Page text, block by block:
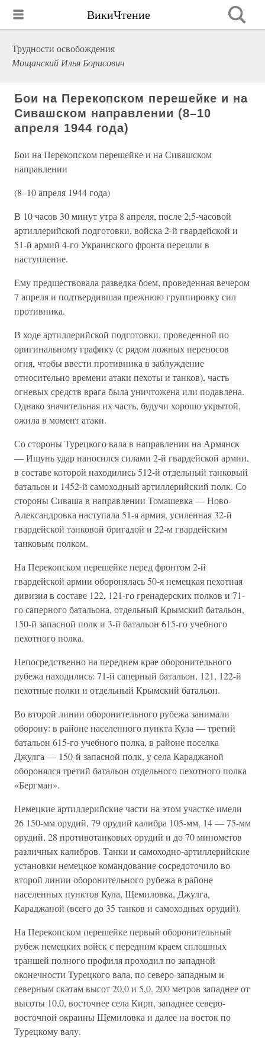
ВикиЧтение
Трудности освобождения
Мощанский Илья Борисович
Бои на Перекопском перешейке и на
Сивашском направлении (8–10
апреля 1944 года)
Бои на Перекопском перешейке и на Сивашском
направлении
(8–10 апреля 1944 года)
В 10 часов 30 минут утра 8 апреля, после 2,5-часовой
артиллерийской подготовки, войска 2-й гвардейской и
51-й армий 4-го Украинского фронта перешли в
наступление.
Ему предшествовала разведка боем, проведенная вечером
7 апреля и подтвердившая прежнюю группировку сил
противника.
В ходе артиллерийской подготовки, проведенной по
оригинальному графику (с рядом ложных переносов
огня, чтобы ввести противника в заблуждение
относительно времени атаки пехоты и танков), часть
огневых средств врага была уничтожена или подавлена.
Однако значительная их часть, будучи хорошо укрытой,
ожила в момент атаки.
Со стороны Турецкого вала в направлении на Армянск
— Ишунь удар наносился силами 2-й гвардейской армии,
в составе которой находились 512-й отдельный танковый
батальон и 1452-й самоходный артиллерийский полк. Со
стороны Сиваша в направлении Томашевка — Ново-
Александровка наступала 51-я армия, усиленная 32-й
гвардейской танковой бригадой и 22-м гвардейским
танковым полком.
На Перекопском перешейке перед фронтом 2-й
гвардейской армии оборонялась 50-я немецкая пехотная
дивизия в составе 122, 121-го гренадерских полков и 71-
го саперного батальона, отдельный Крымский батальон,
150-й запасной полк и 3-й батальон 615-го учебного
пехотного полка.
Непосредственно на переднем крае оборонительного
рубежа находились: 71-й саперный батальон, 121, 122-й
пехотные полки и отдельный Крымский батальон.
Во второй линии оборонительного рубежа занимали
оборону: в районе населенного пункта Кула — третий
батальон 615-го учебного полка, в районе поселка
Джулга — 150-й запасной полк, у села Караджаной
оборонялся третий батальон отдельного пехотного полка
«Бергман».
Немецкие артиллерийские части на этом участке имели
26 150-мм орудий, 79 орудий калибра 105-мм, 14 — 75-мм
орудий, 28 противотанковых орудий и до 70 минометов
различных калибров. Танки и самоходно-артиллерийские
установки немецкое командование сосредоточило во
второй линии оборонительного рубежа в районе
населенных пунктов Кула, Щемиловка, Джулга,
Караджаной (всего до 35 танков и самоходных орудий).
На Перекопском перешейке первый оборонительный
рубеж немецких войск с передним краем сплошных
траншей полного профиля проходил по западной
оконечности Турецкого вала, по северо-западным и
северным скатам высот 20,0 и 5,0, 200 метров западнее от
высоты 10,0, восточнее села Кирп, западнее северо-
восточной окраины Щемиловка и далее на восток по
Турецкому валу.